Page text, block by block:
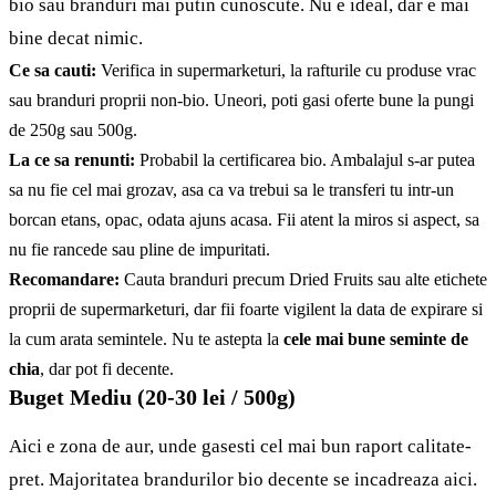
bio sau branduri mai putin cunoscute. Nu e ideal, dar e mai
bine decat nimic.
Ce sa cauti: Verifica in supermarketuri, la rafturile cu produse vrac
sau branduri proprii non-bio. Uneori, poti gasi oferte bune la pungi
de 250g sau 500g.
La ce sa renunti: Probabil la certificarea bio. Ambalajul s-ar putea
sa nu fie cel mai grozav, asa ca va trebui sa le transferi tu intr-un
borcan etans, opac, odata ajuns acasa. Fii atent la miros si aspect, sa
nu fie rancede sau pline de impuritati.
Recomandare: Cauta branduri precum Dried Fruits sau alte etichete
proprii de supermarketuri, dar fii foarte vigilent la data de expirare si
la cum arata semintele. Nu te astepta la cele mai bune seminte de
chia, dar pot fi decente.
Buget Mediu (20-30 lei / 500g)
Aici e zona de aur, unde gasesti cel mai bun raport calitate-
pret. Majoritatea brandurilor bio decente se incadreaza aici.